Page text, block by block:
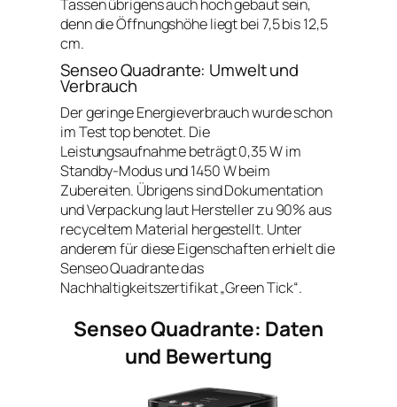
Tassen übrigens auch hoch gebaut sein,
denn die Öffnungshöhe liegt bei 7,5 bis 12,5
cm.
Senseo Quadrante: Umwelt und
Verbrauch
Der geringe Energieverbrauch wurde schon
im Test top benotet. Die
Leistungsaufnahme beträgt 0,35 W im
Standby-Modus und 1450 W beim
Zubereiten. Übrigens sind Dokumentation
und Verpackung laut Hersteller zu 90% aus
recyceltem Material hergestellt. Unter
anderem für diese Eigenschaften erhielt die
Senseo Quadrante das
Nachhaltigkeitszertifikat „Green Tick“.
Senseo Quadrante: Daten
und Bewertung